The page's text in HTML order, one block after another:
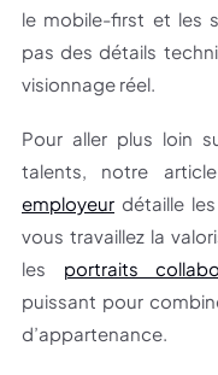
le mobile-first et les
pas des détails
visionnage réel.
Pour aller plus loin
talents, notre
employeur détaille
vous travaillez la
les portraits
puissant pour
d’appartenance.